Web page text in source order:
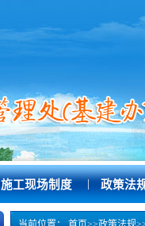
施工现场制度 | 政策法